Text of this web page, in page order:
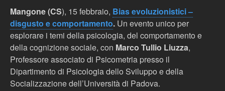
Mangone (CS), 15 febbraio, Bias evoluzionistici –
disgusto e comportamento. Un evento unico per
esplorare i temi della psicologia, del comportamento e
della cognizione sociale, con Marco Tullio Liuzza,
Professore associato di Psicometria presso il
Dipartimento di Psicologia dello Sviluppo e della
Socializzazione dell’Università di Padova.